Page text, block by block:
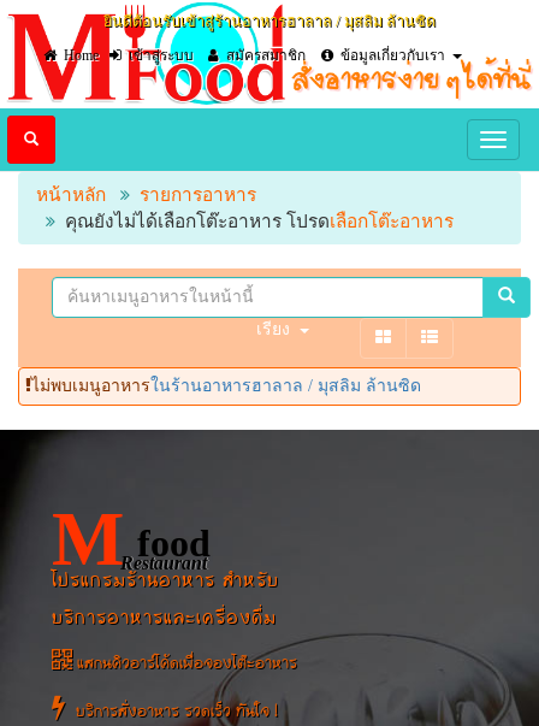
ยินดีต้อนรับเข้าสู่ร้านอาหารฮาลาล / มุสลิม ล้านซิด
Home
เข้าสู่ระบบ สมัครสมาชิก ข้อมูลเกี่ยวกับเรา
หน้าหลัก
รายการอาหาร
คุณยังไม่ได้เลือกโต๊ะอาหาร โปรดเลือกโต๊ะอาหาร
เรียง
ไม่พบเมนูอาหารในร้านอาหารฮาลาล / มุสลิม ล้านซิด
M food
Restaurant
โปรแกรมร้านอาหาร สำหรับ
บริการอาหารและเครื่องดื่ม
แสกนคิวอาร์โค้ดเพื่อจองโต๊ะอาหาร
บริการสั่งอาหาร รวดเร็ว ทันใจ !